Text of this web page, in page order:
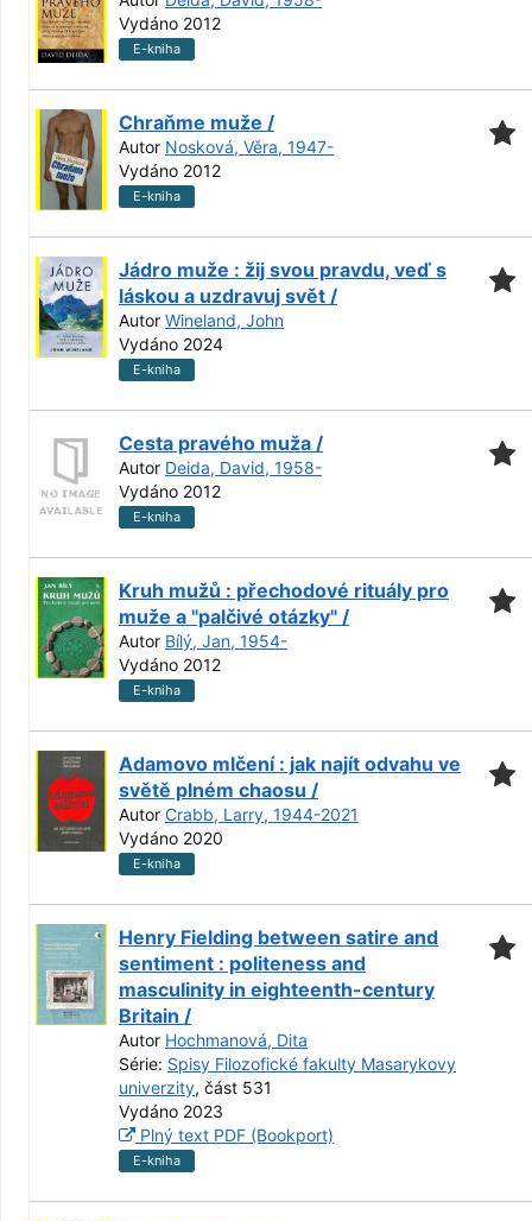
Vydáno 2012
E-kniha
Chraňme muže /
Autor Nosková, Věra, 1947-
Vydáno 2012
E-kniha
Jádro muže : žij svou pravdu, veď s
láskou a uzdravuj svět /
Autor Wineland, John
Vydáno 2024
E-kniha
Cesta pravého muža /
Autor Deida, David, 1958-
Vydáno 2012
E-kniha
Kruh mužů : přechodové rituály pro
muže a "palčivé otázky" /
Autor Bílý, Jan, 1954-
Vydáno 2012
E-kniha
Adamovo mlčení : jak najít odvahu ve
světě plném chaosu /
Autor Crabb, Larry, 1944-2021
Vydáno 2020
E-kniha
Henry Fielding between satire and
sentiment : politeness and
masculinity in eighteenth-century
Britain /
Autor Hochmanová, Dita
Série: Spisy Filozofické fakulty Masarykovy
univerzity, část 531
Vydáno 2023
Plný text PDF (Bookport)
E-kniha